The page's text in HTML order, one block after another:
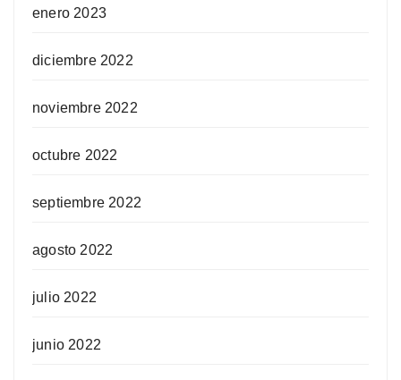
enero 2023
diciembre 2022
noviembre 2022
octubre 2022
septiembre 2022
agosto 2022
julio 2022
junio 2022